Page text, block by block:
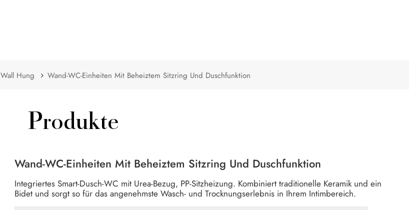
Wall Hung Wand-WC-Einheiten Mit Beheiztem Sitzring Und Duschfunktion
Produkte
Wand-WC-Einheiten Mit Beheiztem Sitzring Und Duschfunktion
Integriertes Smart-Dusch-WC mit Urea-Bezug, PP-Sitzheizung. Kombiniert traditionelle Keramik und ein
Bidet und sorgt so für das angenehmste Wasch- und Trocknungserlebnis in Ihrem Intimbereich.